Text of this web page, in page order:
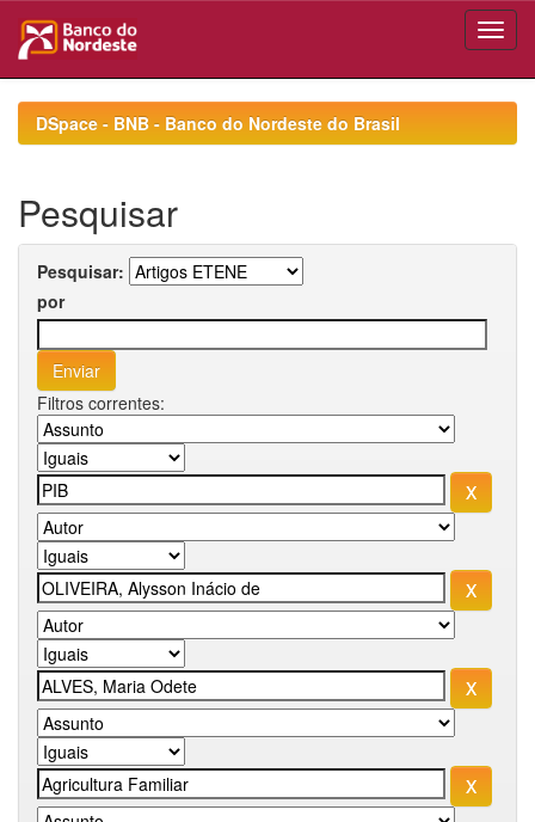
navigationDSpace - BNB - Banco do Nordeste do Brasil
Pesquisar
Pesquisar:
por
Filtros correntes: